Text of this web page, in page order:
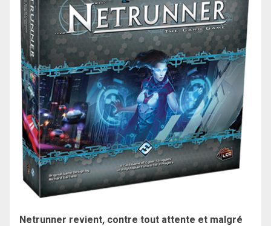
Netrunner revient, contre tout attente et malgré